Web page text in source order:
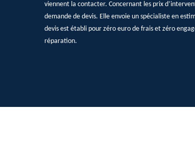
viennent la contacter. Concernant les prix
demande de devis. Elle envoie un spécialiste en
devis est établi pour zéro euro de frais et zéro
réparation.